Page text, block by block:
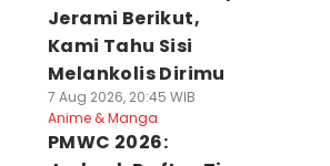
Jerami Berikut,
Kami Tahu Sisi
Melankolis Dirimu
7 Aug 2026, 20:45 WIB
Anime & Manga
PMWC 2026: